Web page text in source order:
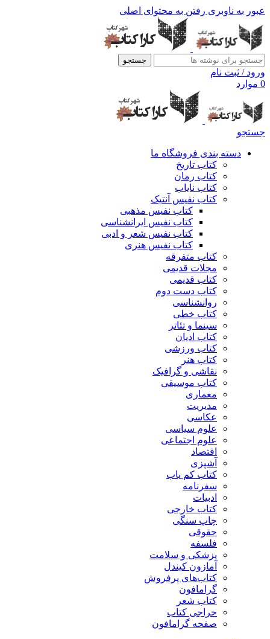
عبور به ناوبری رفتن به محتوای اصلی
جستجو
ورود / ثبت نام
0 موارد
جستجو
دسته بندی فروشگاه ما
کتاب تاریخ
کتاب رمان
کتاب نایاب
کتاب نفیس آنتیک
کتاب نفیس مذهبی
کتاب نفیس ایرانشناسی
کتاب نفیس شعر و ادبی
کتاب نفیس هنری
کتاب متفرقه
مجلات قدیمی
کتاب قدیمی
کتاب دست دوم
روانشناسی
کتاب خطی
سینما و تئاتر
کتاب ادیان
کتاب ورزشی
کتاب هنر
نقاشی و گرافیک
کتاب موسیقی
معماری
مدیریت
عکاسی
علوم سیاسی
علوم اجتماعی
اقتصاد
آشپزی
کتاب کم یاب
سفرنامه
ادبیات
کتاب خارجی
چاپ سنگی
حقوقی
فلسفه
پزشکی و سلامت
آمازون کیندل
کتاب‌های پرفروش
گرامافون
کتاب شعر
حراجی کتاب
صفحه گرامافون